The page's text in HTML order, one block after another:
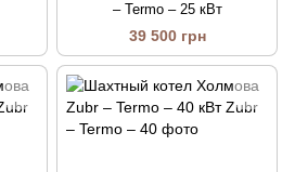
– Termo – 25 кВт
39 500 грн